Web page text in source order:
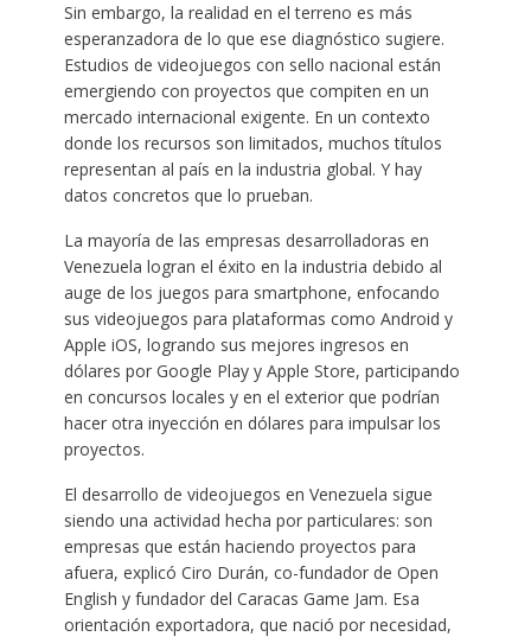
Sin embargo, la realidad en el terreno es más
esperanzadora de lo que ese diagnóstico sugiere.
Estudios de videojuegos con sello nacional están
emergiendo con proyectos que compiten en un
mercado internacional exigente. En un contexto
donde los recursos son limitados, muchos títulos
representan al país en la industria global. Y hay
datos concretos que lo prueban.
La mayoría de las empresas desarrolladoras en
Venezuela logran el éxito en la industria debido al
auge de los juegos para smartphone, enfocando
sus videojuegos para plataformas como Android y
Apple iOS, logrando sus mejores ingresos en
dólares por Google Play y Apple Store, participando
en concursos locales y en el exterior que podrían
hacer otra inyección en dólares para impulsar los
proyectos.
El desarrollo de videojuegos en Venezuela sigue
siendo una actividad hecha por particulares: son
empresas que están haciendo proyectos para
afuera, explicó Ciro Durán, co-fundador de Open
English y fundador del Caracas Game Jam. Esa
orientación exportadora, que nació por necesidad,